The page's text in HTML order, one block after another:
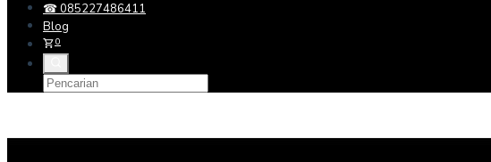
☎ 085227486411
Blog
0